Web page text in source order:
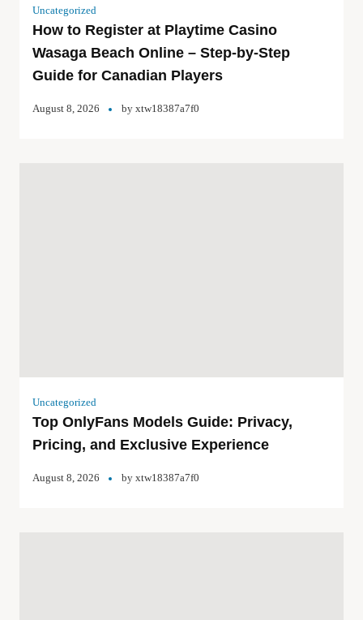
Uncategorized
How to Register at Playtime Casino
Wasaga Beach Online – Step‑by‑Step
Guide for Canadian Players
August 8, 2026 by xtw18387a7f0
Uncategorized
Top OnlyFans Models Guide: Privacy,
Pricing, and Exclusive Experience
August 8, 2026 by xtw18387a7f0